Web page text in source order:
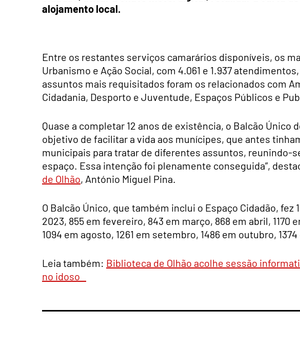
alojamento local.
Entre os restantes serviços camarários disponíveis, os
Urbanismo e Ação Social, com 4.061 e 1.937
assuntos mais requisitados foram os relacionados com
Cidadania, Desporto e Juventude, Espaços Públicos e
Quase a completar 12 anos de existência, o Balcão Único
objetivo de facilitar a vida aos munícipes, que antes
municipais para tratar de diferentes assuntos, reunindo-
espaço. Essa intenção foi plenamente conseguida”,
de Olhão, António Miguel Pina.
O Balcão Único, que também inclui o Espaço Cidadão,
2023, 855 em fevereiro, 843 em março, 868 em abril, 1170
1094 em agosto, 1261 em setembro, 1486 em outubro,
Leia também: Biblioteca de Olhão acolhe sessão
no idoso